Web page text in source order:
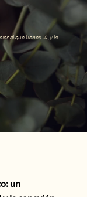
que tienes tú, y la
un